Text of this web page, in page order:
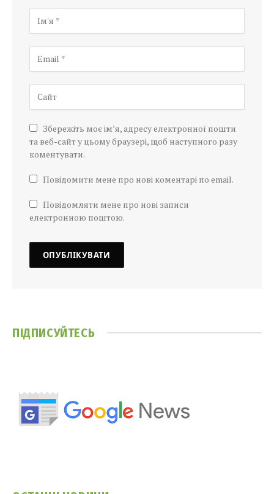
Збережіть моє ім’я, адресу електронної пошти
та веб-сайт у цьому браузері, щоб наступного разу
коментувати.
Повідомити мене про нові коментарі по email.
Повідомляти мене про нові записи
електронною поштою.
ПІДПИСУЙТЕСЬ